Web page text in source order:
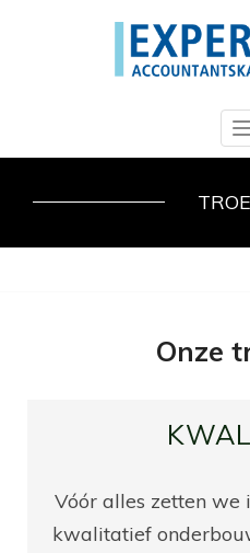
Onze
Vóór alles zetten
kwalitatief